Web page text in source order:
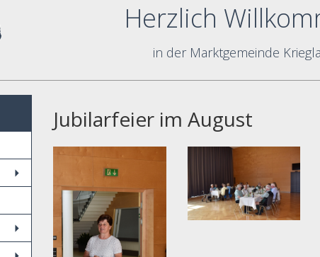
Herzlich
in der Marktgemeinde
Jubilarfeier im August